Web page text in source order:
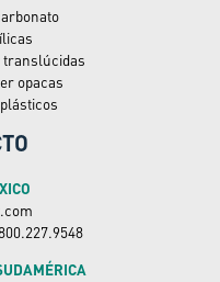
translúcidas
opacas